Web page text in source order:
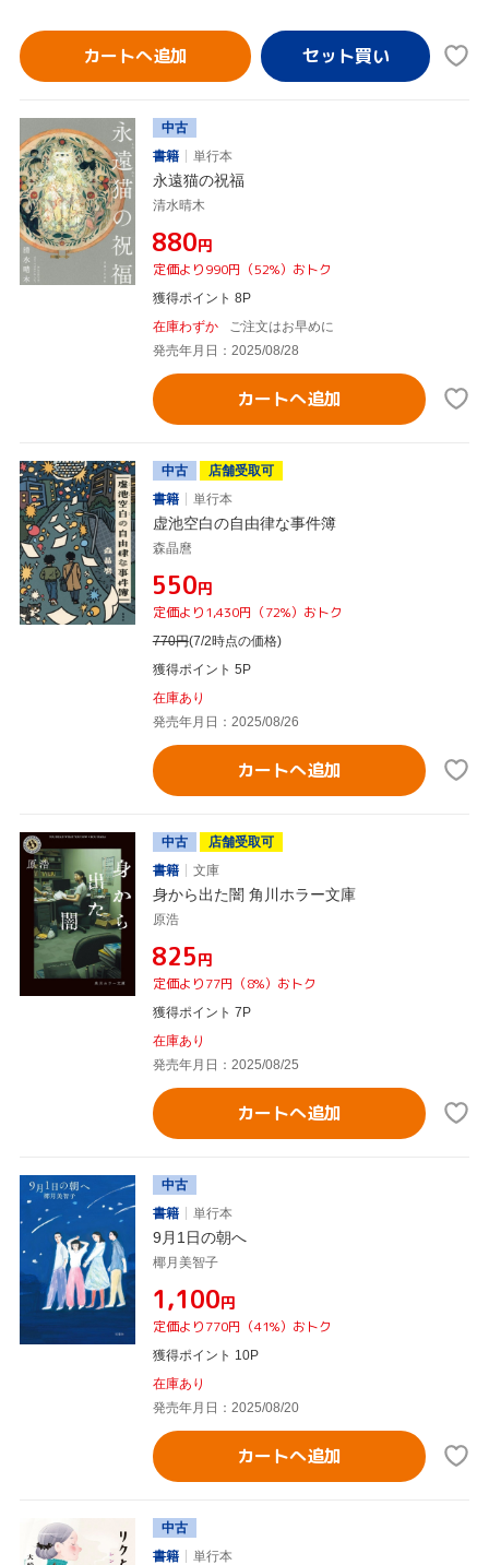
カートへ追加
中古
書籍
単行本
永遠猫の祝福
清水晴木
¥880円
定価より990円（52%）おトク
獲得ポイント 8P
在庫わずか
ご注文はお早めに
発売年月日：2025/08/28
カートへ追加
中古
店舗受取可
書籍
単行本
虚池空白の自由律な事件簿
森晶麿
¥550円
定価より1,430円（72%）おトク
770円(7/2時点の価格)
獲得ポイント 5P
在庫あり
発売年月日：2025/08/26
カートへ追加
中古
店舗受取可
書籍
文庫
身から出た闇 角川ホラー文庫
原浩
¥825円
定価より77円（8%）おトク
獲得ポイント 7P
在庫あり
発売年月日：2025/08/25
カートへ追加
中古
書籍
単行本
9月1日の朝へ
椰月美智子
¥1,100円
定価より770円（41%）おトク
獲得ポイント 10P
在庫あり
発売年月日：2025/08/20
カートへ追加
中古
書籍
単行本